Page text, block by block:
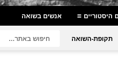
היסטוריים אנשים בשואה
תקופת-השואה